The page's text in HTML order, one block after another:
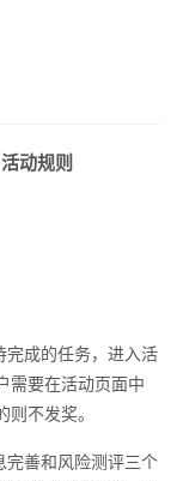
动规则
完成的任务，进入活
需要在活动页面中
不发奖。
完善和风险测评三个